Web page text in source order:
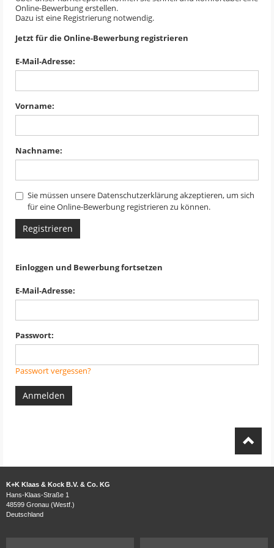
Online-Bewerbung erstellen.
Dazu ist eine Registrierung notwendig.
Jetzt für die Online-Bewerbung registrieren
E-Mail-Adresse:
Vorname:
Nachname:
Sie müssen unsere Datenschutzerklärung akzeptieren, um sich
für eine Online-Bewerbung registrieren zu können.
Registrieren
Einloggen und Bewerbung fortsetzen
E-Mail-Adresse:
Passwort:
Passwort vergessen?
Anmelden
K+K Klaas & Kock B.V. & Co. KG
Hans-Klaas-Straße 1
48599 Gronau (Westf.)
Deutschland